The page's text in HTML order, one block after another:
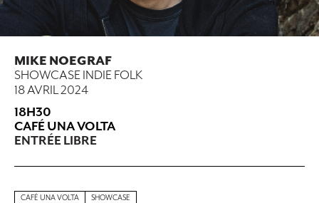
MIKE NOEGRAF
SHOWCASE INDIE FOLK
18 AVRIL 2024
18H30
CAFÉ UNA VOLTA
ENTRÉE LIBRE
CAFÉ UNA VOLTA SHOWCASE